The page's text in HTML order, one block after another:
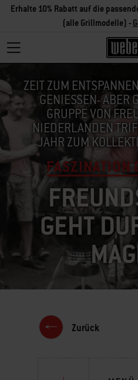
Erhalte 10% Rabatt auf die
(alle Grillmodelle) -
ZEIT ZUM
GENIESSEN- ABER
GRUPPE VON
NIEDERLANDEN
JAHR ZUM
FASZINATION
GEHT
Zurück